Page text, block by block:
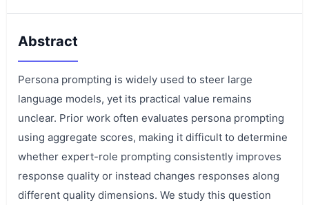
Abstract
Persona prompting is widely used to steer large
language models, yet its practical value remains
unclear. Prior work often evaluates persona prompting
using aggregate scores, making it difficult to determine
whether expert-role prompting consistently improves
response quality or instead changes responses along
different quality dimensions. We study this question